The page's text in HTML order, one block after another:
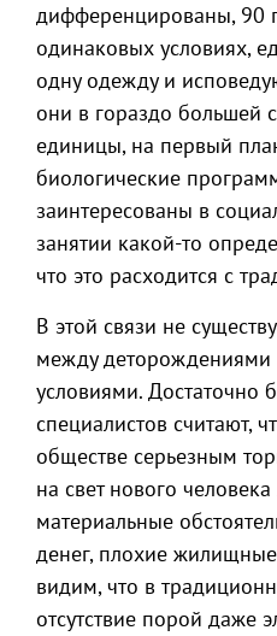
дифференцированы, 90
одинаковых условиях,
одну одежду и
они в гораздо большей
единицы, на первый
биологические
заинтересованы в
занятии какой-то
что это расходится с
В этой связи не
между
условиями. Достаточно
специалистов считают,
обществе серьезным
на свет нового
материальные
денег, плохие
видим, что в
отсутствие порой даже